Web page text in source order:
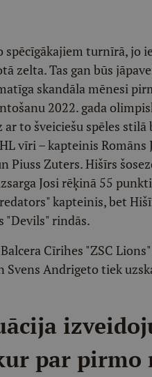
spēcīgākajiem turnīrā, jo
zelta. Tas gan būs
skandāla mēnesi
2022. gada
to šveiciešu spēles
vīri – kapteinis Romāns
Zuters. Hišīrs
Josi rēķinā 55
kapteinis, bet
"Devils" rindās.
Cīrihes "ZSC
Svens Andrigeto tiek
par pirmo